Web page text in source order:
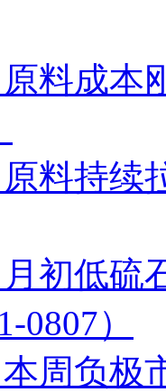
料成本
料持续
初低硫
0807）
周负极